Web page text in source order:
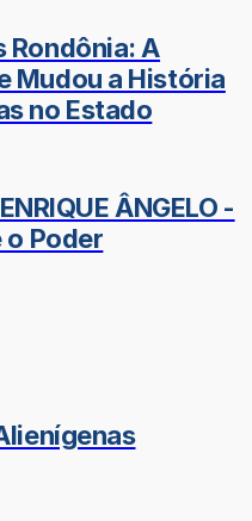
Rondônia: A
Mudou a História
no Estado
ÂNGELO -
Poder